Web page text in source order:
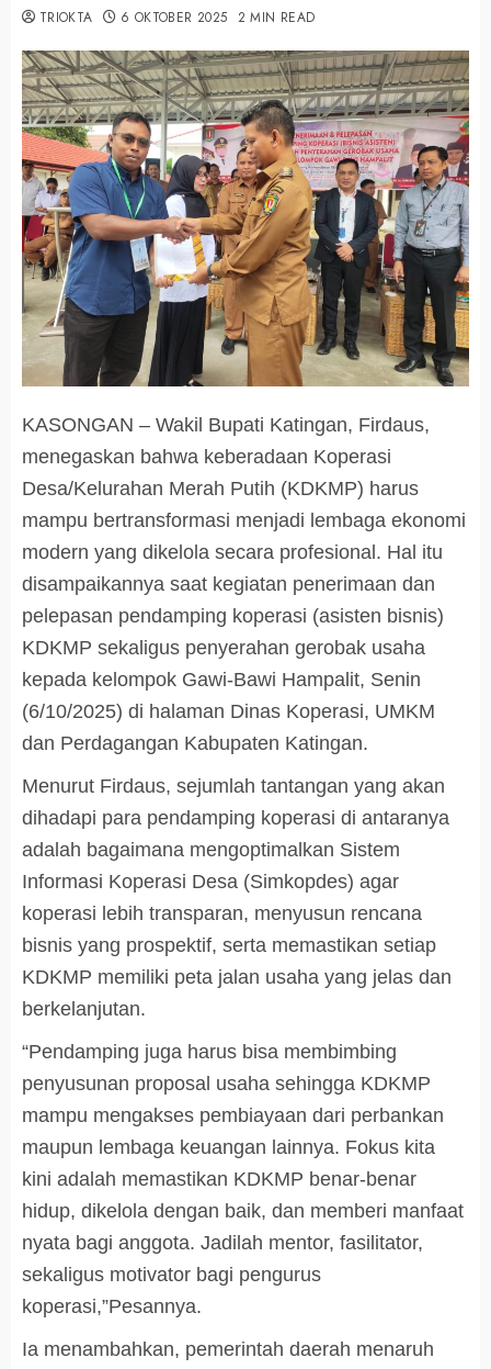
TRIOKTA 6 OKTOBER 2025 2 MIN READ
KASONGAN – Wakil Bupati Katingan, Firdaus,
menegaskan bahwa keberadaan Koperasi
Desa/Kelurahan Merah Putih (KDKMP) harus
mampu bertransformasi menjadi lembaga ekonomi
modern yang dikelola secara profesional. Hal itu
disampaikannya saat kegiatan penerimaan dan
pelepasan pendamping koperasi (asisten bisnis)
KDKMP sekaligus penyerahan gerobak usaha
kepada kelompok Gawi-Bawi Hampalit, Senin
(6/10/2025) di halaman Dinas Koperasi, UMKM
dan Perdagangan Kabupaten Katingan.
Menurut Firdaus, sejumlah tantangan yang akan
dihadapi para pendamping koperasi di antaranya
adalah bagaimana mengoptimalkan Sistem
Informasi Koperasi Desa (Simkopdes) agar
koperasi lebih transparan, menyusun rencana
bisnis yang prospektif, serta memastikan setiap
KDKMP memiliki peta jalan usaha yang jelas dan
berkelanjutan.
“Pendamping juga harus bisa membimbing
penyusunan proposal usaha sehingga KDKMP
mampu mengakses pembiayaan dari perbankan
maupun lembaga keuangan lainnya. Fokus kita
kini adalah memastikan KDKMP benar-benar
hidup, dikelola dengan baik, dan memberi manfaat
nyata bagi anggota. Jadilah mentor, fasilitator,
sekaligus motivator bagi pengurus
koperasi,”Pesannya.
Ia menambahkan, pemerintah daerah menaruh